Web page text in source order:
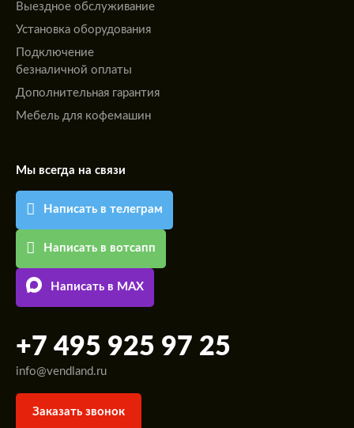
Выездное обслуживание
Установка оборудования
Подключение
безналичной оплаты
Дополнительная гарантия
Мебель для кофемашин
Мы всегда на связи
Написать в телеграм
Написать в вотсапп
Написать в MAX
+7 495 925 97 25
info@vendland.ru
Заказать звонок